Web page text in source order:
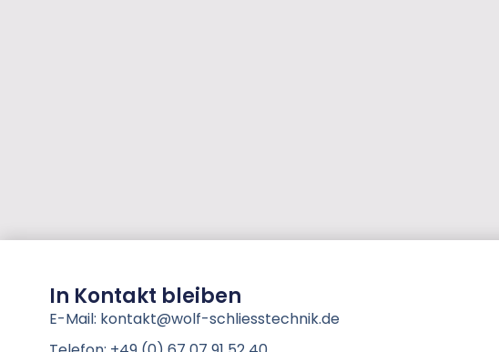
In Kontakt bleiben
E-Mail: kontakt@wolf-schliesstechnik.de